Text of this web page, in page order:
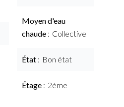
Moyen d'eau
chaude
Collective
État Bon état
Étage 2ème